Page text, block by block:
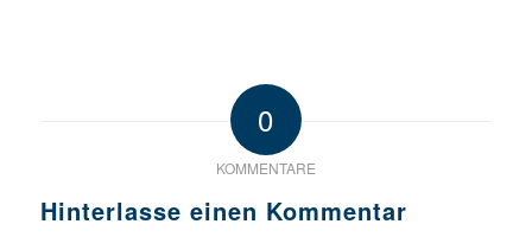
0
KOMMENTARE
Hinterlasse einen Kommentar